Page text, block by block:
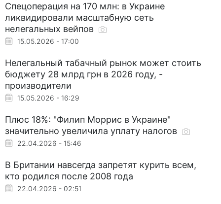
Спецоперация на 170 млн: в Украине
ликвидировали масштабную сеть
нелегальных вейпов
15.05.2026 - 17:00
Нелегальный табачный рынок может стоить
бюджету 28 млрд грн в 2026 году, -
производители
15.05.2026 - 16:29
Плюс 18%: "Филип Моррис в Украине"
значительно увеличила уплату налогов
22.04.2026 - 15:46
В Британии навсегда запретят курить всем,
кто родился после 2008 года
22.04.2026 - 02:51